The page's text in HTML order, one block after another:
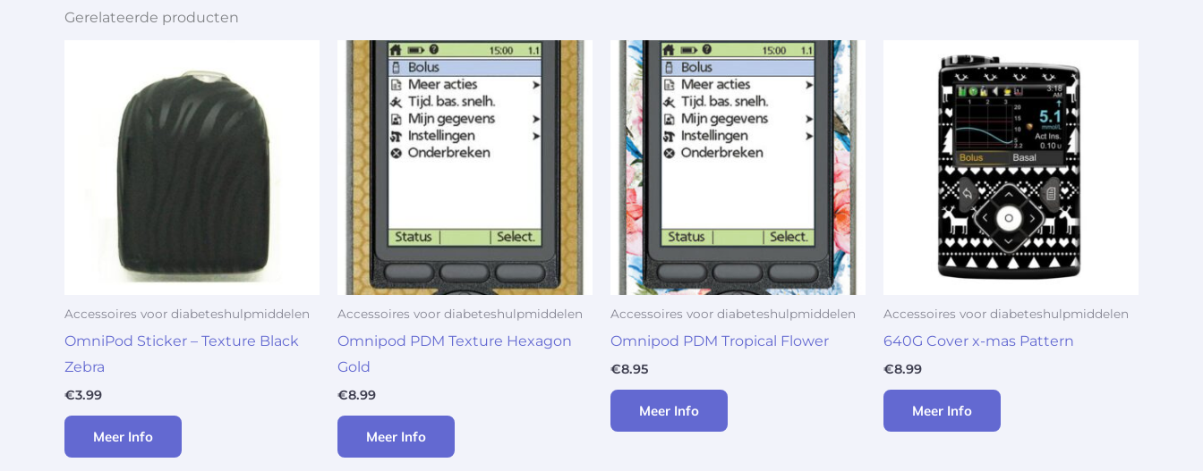
Gerelateerde producten
Accessoires voor diabeteshulpmiddelen
OmniPod Sticker – Texture Black
Zebra
€3.99
Meer Info
Accessoires voor diabeteshulpmiddelen
Omnipod PDM Texture Hexagon
Gold
€8.99
Meer Info
Accessoires voor diabeteshulpmiddelen
Omnipod PDM Tropical Flower
€8.95
Meer Info
Accessoires voor diabeteshulpmiddelen
640G Cover x-mas Pattern
€8.99
Meer Info